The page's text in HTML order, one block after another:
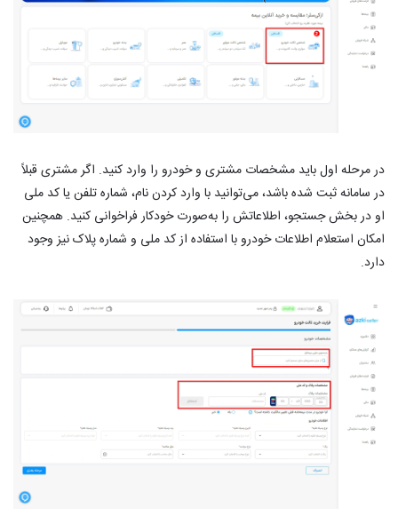
در مرحله اول باید مشخصات مشتری و خودرو را وارد کنید. اگر مشتری قبلاً
در سامانه ثبت شده باشد، می‌توانید با وارد کردن نام، شماره تلفن یا کد ملی
او در بخش جستجو، اطلاعاتش را به‌صورت خودکار فراخوانی کنید. همچنین
امکان استعلام اطلاعات خودرو با استفاده از کد ملی و شماره پلاک نیز وجود
دارد.